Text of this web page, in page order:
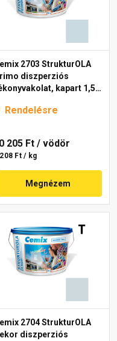
2703 StrukturOLA
diszperziós
kapart 1,5
Rendelésre
205 Ft / vödör
Ft / kg
Megnézem
2704 StrukturOLA
diszperziós